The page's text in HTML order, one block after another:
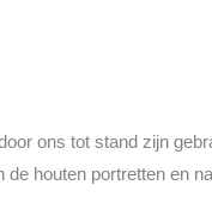
ons tot stand zijn
houten portretten en